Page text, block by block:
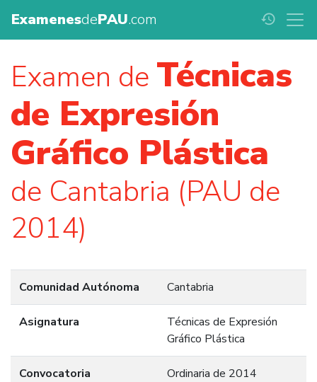
ExamenesdePAU.com history
Examen de Técnicas
de Expresión
Gráfico Plástica
de Cantabria (PAU de
2014)
Comunidad Autónoma Cantabria
Asignatura
Técnicas de Expresión
Gráfico Plástica
Convocatoria Ordinaria de 2014